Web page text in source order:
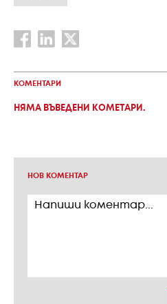
КОМЕНТАРИ
НЯМА ВЪВЕДЕНИ КОМЕТАРИ.
НОВ КОМЕНТАР